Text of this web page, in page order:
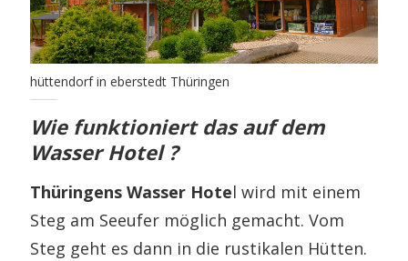
hüttendorf in eberstedt Thüringen
Wie funktioniert das auf dem
Wasser Hotel ?
Thüringens Wasser Hotel wird mit einem
Steg am Seeufer möglich gemacht. Vom
Steg geht es dann in die rustikalen Hütten.